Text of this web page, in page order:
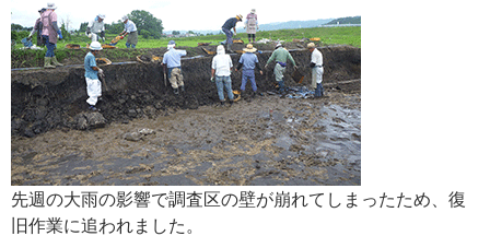
先週の大雨の影響で調査区の壁が崩れてしまったため、復
旧作業に追われました。